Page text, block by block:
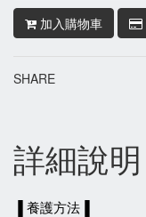
加入購物車
SHARE
詳細說明
▐ 養護方法▐